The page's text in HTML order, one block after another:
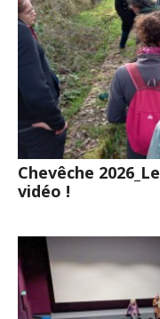
Chevêche
vidéo !